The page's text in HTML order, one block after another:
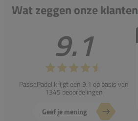
Wat zeggen onze klanten
9.1
PassaPadel krijgt een 9.1 op basis van
1345 beoordelingen
Geef je mening